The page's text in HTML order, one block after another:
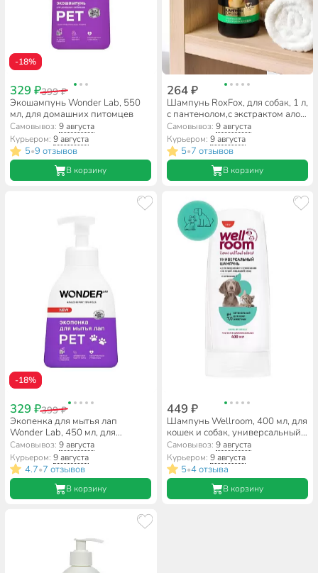
-18%
329 ₽399 ₽
Экошампунь Wonder Lab, 550
мл, для домашних питомцев
Самовывоз:9 августа
Курьером:9 августа
5•9 отзывов
В корзину
264 ₽
Шампунь RoxFox, для собак, 1 л,
с пантенолом,с экстрактом алоэ
вера, зеленый чай
Самовывоз: 9 августа
Курьером: 9 августа
5•7 отзывов
В корзину
-18%
329 ₽399 ₽
Экопенка для мытья лап
Wonder Lab, 450 мл, для
домашних питомцев
Самовывоз:9 августа
Курьером:9 августа
4.7•7 отзывов
В корзину
449 ₽
Шампунь Wellroom, 400 мл, для
кошек и собак, универсальный с
витамином Е
Самовывоз: 9 августа
Курьером: 9 августа
5•4 отзыва
В корзину